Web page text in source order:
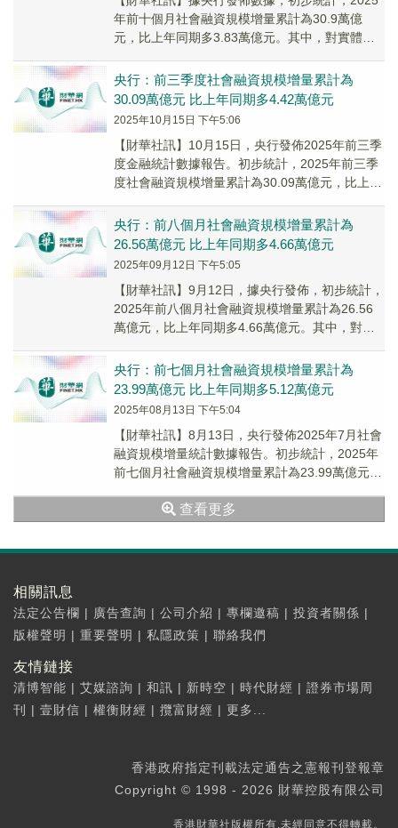
年前十個月社會融資規模增量累計為30.9萬億
元，比上年同期多3.83萬億元。其中，對實體經
央行：前三季度社會融資規模增量累計為
30.09萬億元 比上年同期多4.42萬億元
2025年10月15日 下午5:06
【財華社訊】10月15日，央行發佈2025年前三季
度金融統計數據報告。初步統計，2025年前三季
度社會融資規模增量累計為30.09萬億元，比上年
央行：前八個月社會融資規模增量累計為
26.56萬億元 比上年同期多4.66萬億元
2025年09月12日 下午5:05
【財華社訊】9月12日，據央行發佈，初步統計，
2025年前八個月社會融資規模增量累計為26.56
萬億元，比上年同期多4.66萬億元。其中，對實
央行：前七個月社會融資規模增量累計為
23.99萬億元 比上年同期多5.12萬億元
2025年08月13日 下午5:04
【財華社訊】8月13日，央行發佈2025年7月社會
融資規模增量統計數據報告。初步統計，2025年
前七個月社會融資規模增量累計為23.99萬億元，
查看更多
相關訊息
法定公告欄 | 廣告查詢 | 公司介紹 | 專欄邀稿 | 投資者關係 |
版權聲明 | 重要聲明 | 私隱政策 | 聯絡我們
友情鏈接
清博智能 | 艾媒諮詢 | 和訊 | 新時空 | 時代財經 | 證券市場周
刊
| 壹財信 | 權衡財經 | 攬富財經 | 更多...
香港政府指定刊載法定通告之憲報刊登報章
Copyright © 1998 - 2026 財華控股有限公司
香港財華社版權所有,未經同意不得轉載。